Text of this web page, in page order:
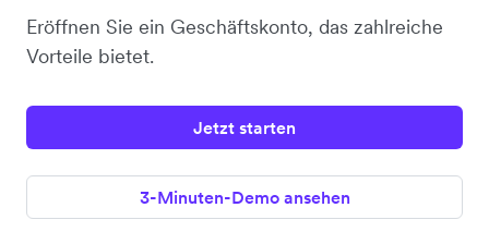
Eröffnen Sie ein Geschäftskonto, das zahlreiche
Vorteile bietet.
Jetzt starten
3-Minuten-Demo ansehen